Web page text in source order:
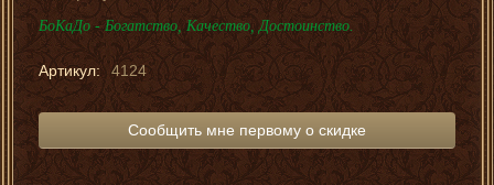
БоКаДо - Богатство, Качество, Достоинство.
Артикул: 4124
Сообщить мне первому о скидке